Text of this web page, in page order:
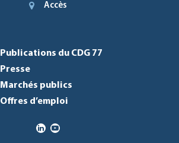
Accès
Publications du CDG 77
Presse
Marchés publics
Offres d’emploi